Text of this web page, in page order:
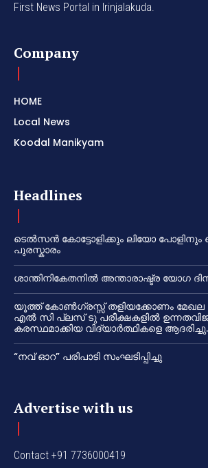
First News Portal in Irinjalakuda.
Company
HOME
Local News
Koodal Manikyam
Headlines
ടെൽസൻ കോട്ടോളിക്കും ലിയോ
പുരസ്കാരം
ശാന്തിനികേതനിൽ അന്താരാഷ്ട്ര യോഗ
യൂത്ത് കോൺഗ്രസ്സ് തളിയക്കോണം മേഖല
എൽ സി പ്ലസ് ടു പരീക്ഷകളിൽ
കരസ്ഥമാക്കിയ വിദ്യാർത്ഥികളെ ആദരിച്ചു.
“നവ് ഓറ” പരിപാടി സംഘടിപ്പിച്ചു
Advertise with us
Contact +91 7736000419